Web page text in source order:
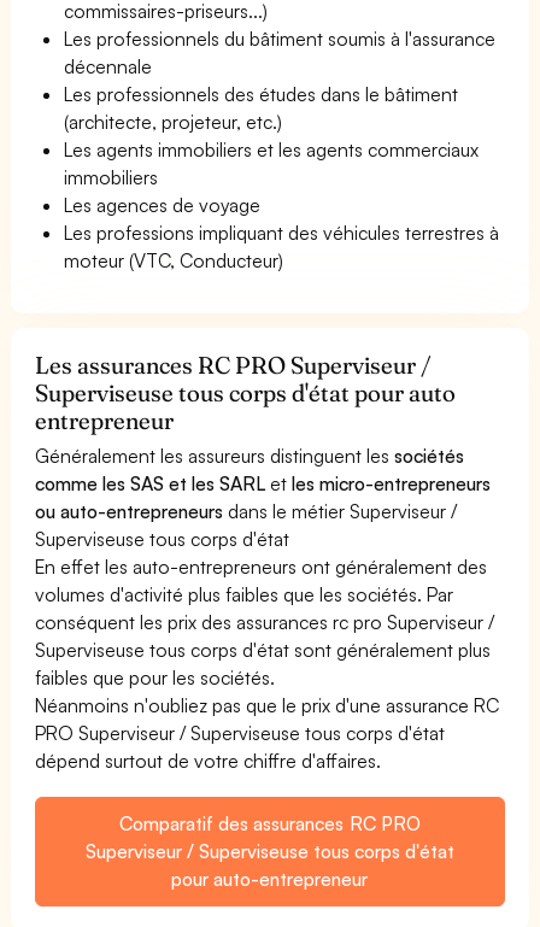
commissaires-priseurs...)
Les professionnels du bâtiment soumis à l'assurance
décennale
Les professionnels des études dans le bâtiment
(architecte, projeteur, etc.)
Les agents immobiliers et les agents commerciaux
immobiliers
Les agences de voyage
Les professions impliquant des véhicules terrestres à
moteur (VTC, Conducteur)
Les assurances RC PRO Superviseur /
Superviseuse tous corps d'état pour auto
entrepreneur
Généralement les assureurs distinguent lessociétés
comme les SAS et les SARL etles micro-entrepreneurs
ou auto-entrepreneurs dans le métier Superviseur /
Superviseuse tous corps d'état
En effet les auto-entrepreneurs ont généralement des
volumes d'activité plus faibles que les sociétés. Par
conséquent les prix des assurances rc pro Superviseur /
Superviseuse tous corps d'état sont généralement plus
faibles que pour les sociétés.
Néanmoins n'oubliez pas que le prix d'une assurance RC
PRO Superviseur / Superviseuse tous corps d'état
dépend surtout de votre chiffre d'affaires.
Comparatif des assurances RC PRO
Superviseur / Superviseuse tous corps d'état
pour auto-entrepreneur